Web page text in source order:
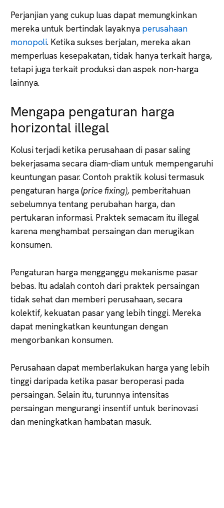
Perjanjian yang cukup luas dapat memungkinkan
mereka untuk bertindak layaknya perusahaan
monopoli. Ketika sukses berjalan, mereka akan
memperluas kesepakatan, tidak hanya terkait harga,
tetapi juga terkait produksi dan aspek non-harga
lainnya.
Mengapa pengaturan harga
horizontal illegal
Kolusi terjadi ketika perusahaan di pasar saling
bekerjasama secara diam-diam untuk mempengaruhi
keuntungan pasar. Contoh praktik kolusi termasuk
pengaturan harga (price fixing), pemberitahuan
sebelumnya tentang perubahan harga, dan
pertukaran informasi. Praktek semacam itu illegal
karena menghambat persaingan dan merugikan
konsumen.
Pengaturan harga mengganggu mekanisme pasar
bebas. Itu adalah contoh dari praktek persaingan
tidak sehat dan memberi perusahaan, secara
kolektif, kekuatan pasar yang lebih tinggi. Mereka
dapat meningkatkan keuntungan dengan
mengorbankan konsumen.
Perusahaan dapat memberlakukan harga yang lebih
tinggi daripada ketika pasar beroperasi pada
persaingan. Selain itu, turunnya intensitas
persaingan mengurangi insentif untuk berinovasi
dan meningkatkan hambatan masuk.